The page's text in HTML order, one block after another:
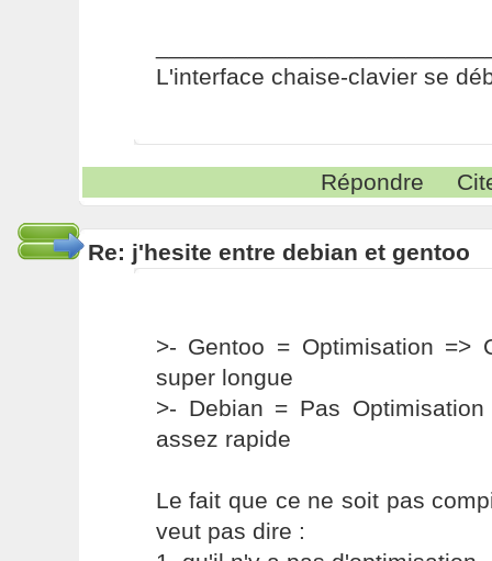
L'interface chaise-clavier se
Répondre
Re: j'hesite entre debian et gentoo
>- Gentoo = Optimisation =>
super longue
>- Debian = Pas
assez rapide
Le fait que ce ne soit pas
veut pas dire :